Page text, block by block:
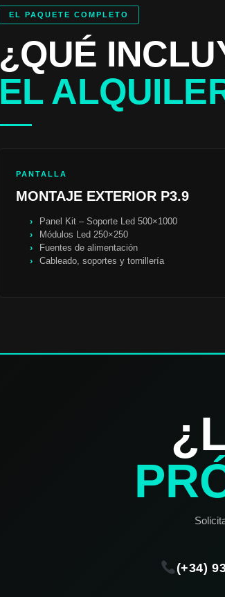
EL PAQUETE COMPLETO
¿QUÉ
EL
PANTALLA
MONTAJE EXTERIOR P3.9
Panel Kit – Soporte Led 500×1000
Módulos Led 250×250
Fuentes de alimentación
Cableado, soportes y tornillería
(+34)